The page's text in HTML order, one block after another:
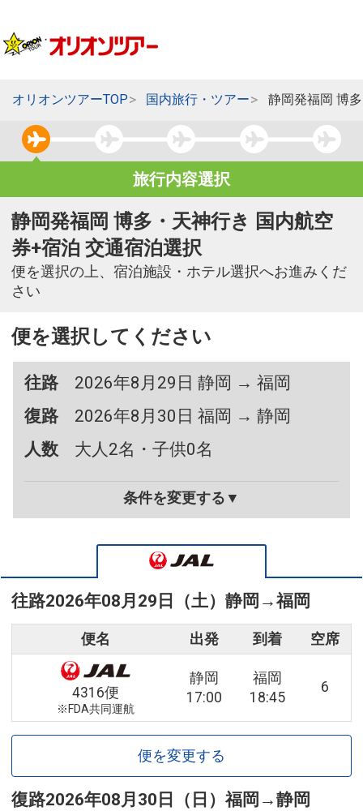
オリオンツアーTOP 国内旅行・ツアー 静岡発福岡 博
旅行内容選択
静岡発福岡 博多・天神行き 国内航空
券+宿泊 交通宿泊選択
便を選択の上、宿泊施設・ホテル選択へお進みくだ
さい
便を選択してください
往路
2026年8月29日 静岡 → 福岡
復路
2026年8月30日 福岡 → 静岡
人数
大人2名・子供0名
条件を変更する▼
往路2026年08月29日（土） 静岡 →福岡
便名 出発 到着 空席
4316便
※FDA共同運航
静岡
17:00
福岡
18:45
6
便を変更する
復路2026年08月30日（日）福岡 →静岡